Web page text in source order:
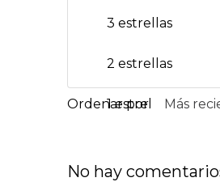
3 estrellas
2 estrellas
1 estrella Más
No hay